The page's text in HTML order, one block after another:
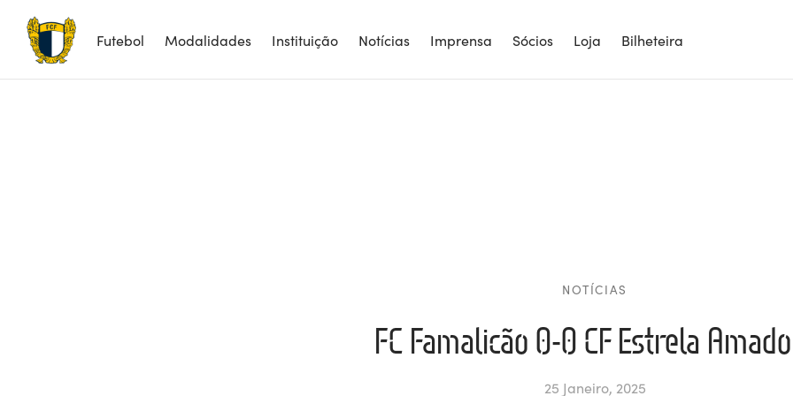
Futebol Modalidades Instituição Notícias Imprensa Sócios Loja Bilheteira
NOTÍCIAS
FC Famalicão 0-0 CF Estrela
25 Janeiro, 2025